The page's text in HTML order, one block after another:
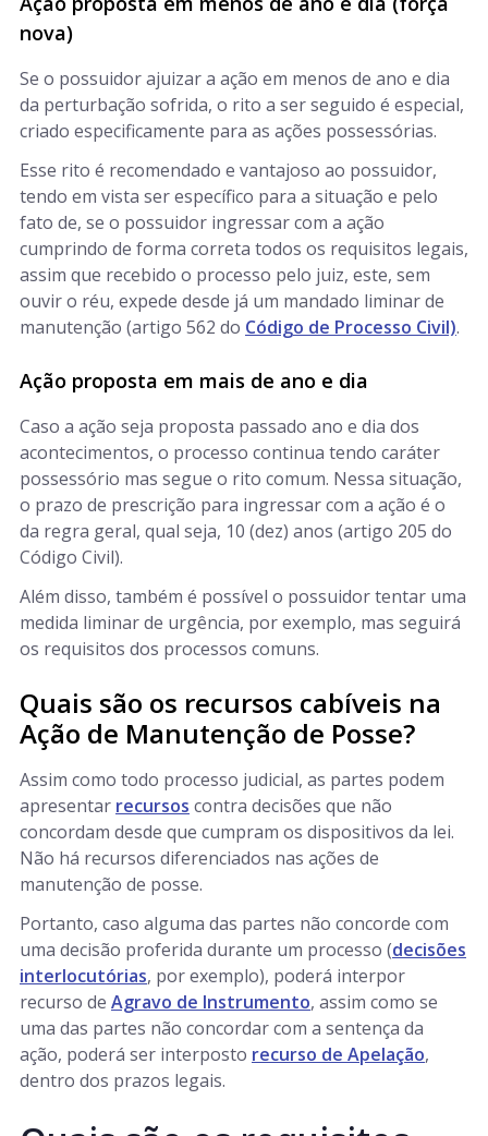
nova)
Se o possuidor ajuizar a ação em menos de ano e dia
da perturbação sofrida, o rito a ser seguido é especial,
criado especificamente para as ações possessórias.
Esse rito é recomendado e vantajoso ao possuidor,
tendo em vista ser específico para a situação e pelo
fato de, se o possuidor ingressar com a ação
cumprindo de forma correta todos os requisitos legais,
assim que recebido o processo pelo juiz, este, sem
ouvir o réu, expede desde já um mandado liminar de
manutenção (artigo 562 do Código de Processo Civil).
Ação proposta em mais de ano e dia
Caso a ação seja proposta passado ano e dia dos
acontecimentos, o processo continua tendo caráter
possessório mas segue o rito comum. Nessa situação,
o prazo de prescrição para ingressar com a ação é o
da regra geral, qual seja, 10 (dez) anos (artigo 205 do
Código Civil).
Além disso, também é possível o possuidor tentar uma
medida liminar de urgência, por exemplo, mas seguirá
os requisitos dos processos comuns.
Quais são os recursos cabíveis na
Ação de Manutenção de Posse?
Assim como todo processo judicial, as partes podem
apresentar recursos contra decisões que não
concordam desde que cumpram os dispositivos da lei.
Não há recursos diferenciados nas ações de
manutenção de posse.
Portanto, caso alguma das partes não concorde com
uma decisão proferida durante um processo (decisões
interlocutórias, por exemplo), poderá interpor
recurso de Agravo de Instrumento, assim como se
uma das partes não concordar com a sentença da
ação, poderá ser interposto recurso de Apelação,
dentro dos prazos legais.